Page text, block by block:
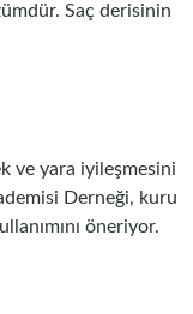
Saç derisinin
ve yara iyileşmesini
Derneği, kuru
öneriyor.